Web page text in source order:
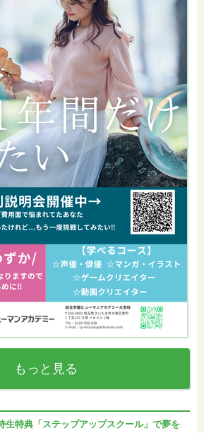
もっと見る
生特典「ステップアップスクール」で夢を